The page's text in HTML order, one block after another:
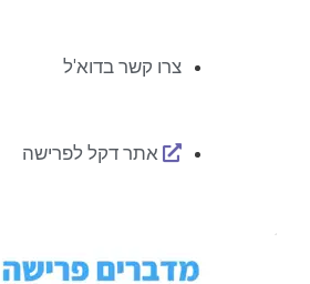
צרו קשר בדוא'ל
אתר דקל לפרישה